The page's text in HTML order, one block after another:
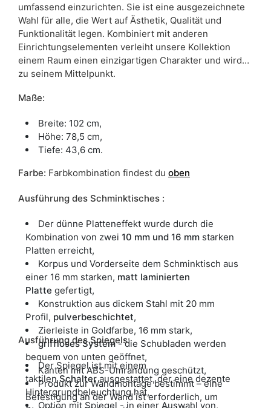
umfassend einzurichten. Sie ist eine ausgezeichnete
Wahl für alle, die Wert auf Ästhetik, Qualität und
Funktionalität legen. Kombiniert mit anderen
Einrichtungselementen verleiht unsere Kollektion
einem Raum einen einzigartigen Charakter und wird
zu seinem Mittelpunkt.
Maße:
Breite: 102 cm,
Höhe: 78,5 cm,
Tiefe: 43,6 cm.
Farbe: Farbkombination findest du oben
Ausführung des Schminktisches :
Der dünne Platteneffekt wurde durch die
Kombination von zwei 10 mm und 16 mm starken
Platten erreicht,
Korpus und Vorderseite dem Schminktisch aus
einer 16 mm starken, matt laminierten
Platte gefertigt,
Konstruktion aus dickem Stahl mit 20 mm
Profil, pulverbeschichtet,
Zierleiste in Goldfarbe, 16 mm stark,
griffloses System- die Schubladen werden
bequem von unten geöffnet,
Kanten mit ABS-Umrandung geschützt,
Produkt zur Wandmontage bestimmt – eine
Befestigung an der Wand ist erforderlich, um
Ausführung des Spiegels:
Der Spiegel ist mit einem
taktilenSchalterausgestattet, der eine dezente
Hintergrundbeleuchtung hat,
Option mit Spiegel - in einer Auswahl von,